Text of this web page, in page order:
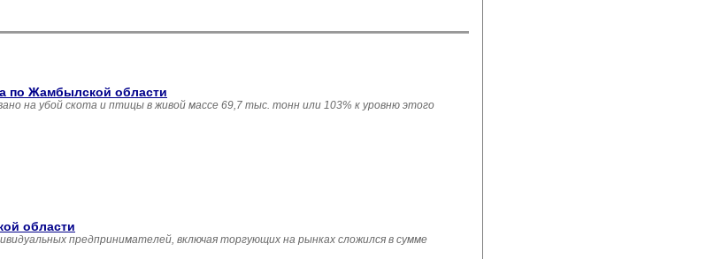
по Жамбылской области
на убой скота и птицы в живой массе 69,7 тыс. тонн или 103% к уровню этого
области
предпринимателей, включая торгующих на рынках сложился в сумме